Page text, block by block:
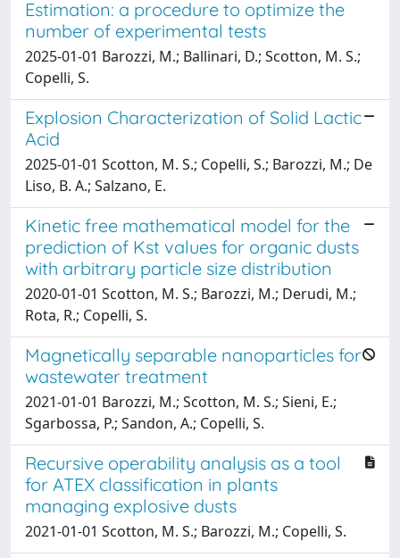
Estimation: a procedure to optimize the
number of experimental tests
2025-01-01 Barozzi, M.; Ballinari, D.; Scotton, M. S.;
Copelli, S.
Explosion Characterization of Solid Lactic
Acid
2025-01-01 Scotton, M. S.; Copelli, S.; Barozzi, M.; De
Liso, B. A.; Salzano, E.
Kinetic free mathematical model for the
prediction of Kst values for organic dusts
with arbitrary particle size distribution
2020-01-01 Scotton, M. S.; Barozzi, M.; Derudi, M.;
Rota, R.; Copelli, S.
Magnetically separable nanoparticles for
wastewater treatment
2021-01-01 Barozzi, M.; Scotton, M. S.; Sieni, E.;
Sgarbossa, P.; Sandon, A.; Copelli, S.
Recursive operability analysis as a tool
for ATEX classification in plants
managing explosive dusts
2021-01-01 Scotton, M. S.; Barozzi, M.; Copelli, S.